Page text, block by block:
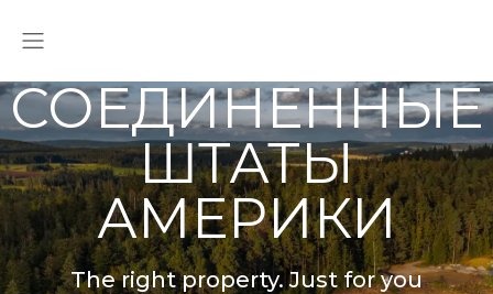
СОЕДИНЕННЫЕ
ШТАТЫ
АМЕРИКИ
The right property. Just for you